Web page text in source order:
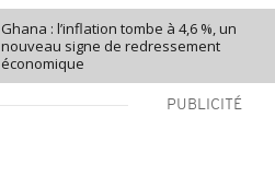
Ghana : l’inflation tombe à 4,6 %, un
nouveau signe de redressement
économique
PUBLICITÉ